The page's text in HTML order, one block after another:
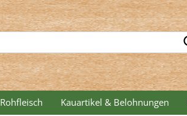
Rohfleisch Kauartikel & Belohnungen